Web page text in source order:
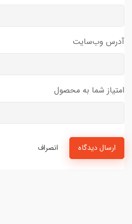
آدرس وب‌سایت
امتیاز شما به محصول
ارسال دیدگاه انصراف